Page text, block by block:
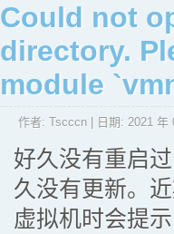
Could not
directory.
module
作者: Tscccn | 日期: 2021 年
好久没有重启
久没有更新。
虚拟机时会提示